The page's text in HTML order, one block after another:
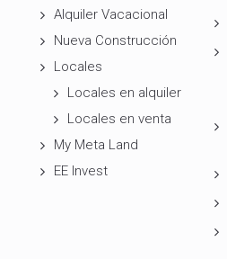
Alquiler Vacacional
Nueva Construcción
Locales
Locales en alquiler
Locales en venta
My Meta Land
EE Invest